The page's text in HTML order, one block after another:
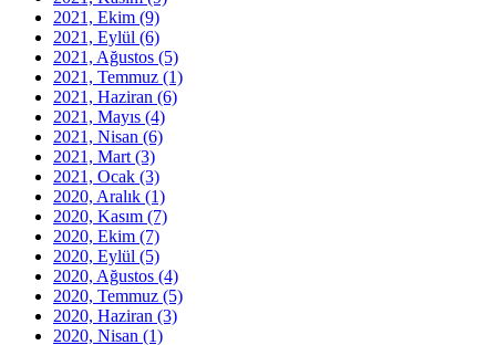
2021, Ekim (9)
2021, Eylül (6)
2021, Ağustos (5)
2021, Temmuz (1)
2021, Haziran (6)
2021, Mayıs (4)
2021, Nisan (6)
2021, Mart (3)
2021, Ocak (3)
2020, Aralık (1)
2020, Kasım (7)
2020, Ekim (7)
2020, Eylül (5)
2020, Ağustos (4)
2020, Temmuz (5)
2020, Haziran (3)
2020, Nisan (1)